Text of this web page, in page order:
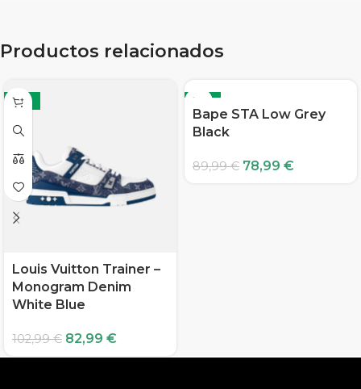
Productos relacionados
-19%
Louis Vuitton Trainer –
Monogram Denim
White Blue
102,99€ 82,99 €
-12%
Bape STA Low Grey
Black
89,99€ 78,99 €